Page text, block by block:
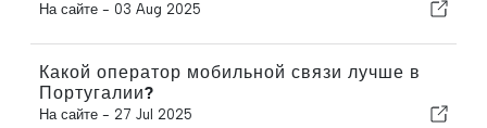
На сайте - 03 Aug 2025
Какой оператор мобильной связи лучше в
Португалии?
На сайте - 27 Jul 2025